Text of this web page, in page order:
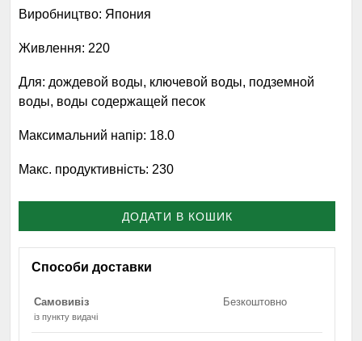
Виробництво: Япония
Живлення: 220
Для: дождевой воды, ключевой воды, подземной
воды, воды содержащей песок
Максимальний напір: 18.0
Макс. продуктивність: 230
ДОДАТИ В КОШИК
Способи доставки
Самовивіз
із пункту видачі
Безкоштовно